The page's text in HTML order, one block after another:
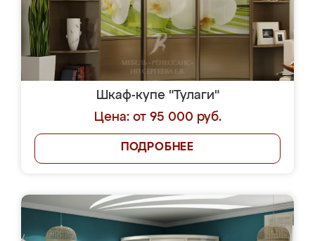
Шкаф-купе "Тулаги"
Цена: от 95 000 руб.
ПОДРОБНЕЕ